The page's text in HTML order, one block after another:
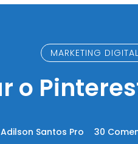
MARKETING DIGITAL
o
Adilson Santos Pro 30